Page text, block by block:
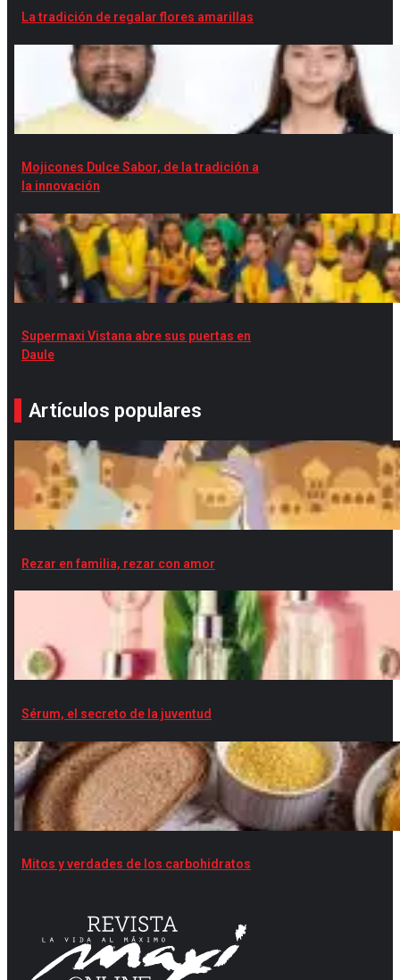
La tradición de regalar flores amarillas
Mojicones Dulce Sabor, de la tradición a
la innovación
Supermaxi Vistana abre sus puertas en
Daule
Artículos populares
Rezar en familia, rezar con amor
Sérum, el secreto de la juventud
Mitos y verdades de los carbohidratos